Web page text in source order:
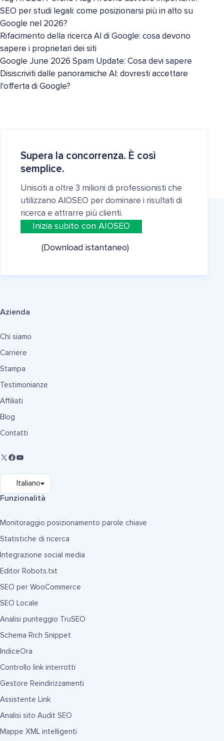
SEO per studi legali: come posizionarsi più in alto su
Google nel 2026?
Rifacimento della ricerca AI di Google: cosa devono
sapere i proprietari dei siti
Google June 2026 Spam Update: Cosa devi sapere
Disiscriviti dalle panoramiche AI: dovresti accettare
l'offerta di Google?
Supera la concorrenza. È così
semplice.
Unisciti a oltre 3 milioni di professionisti che
utilizzano AIOSEO per dominare i risultati di
ricerca e attrarre più clienti.
Inizia subito con AIOSEO
(Download istantaneo)
Azienda
Chi siamo
Carriere
Stampa
Testimonianze
Affiliati
Blog
Contatti
Funzionalità
Monitoraggio posizionamento parole chiave
Statistiche di ricerca
Integrazione social media
Editor Robots.txt
SEO per WooCommerce
SEO Locale
Analisi punteggio TruSEO
Schema Rich Snippet
IndiceOra
Controllo link interrotti
Gestore Reindirizzamenti
Assistente Link
Analisi sito Audit SEO
Mappe XML intelligenti